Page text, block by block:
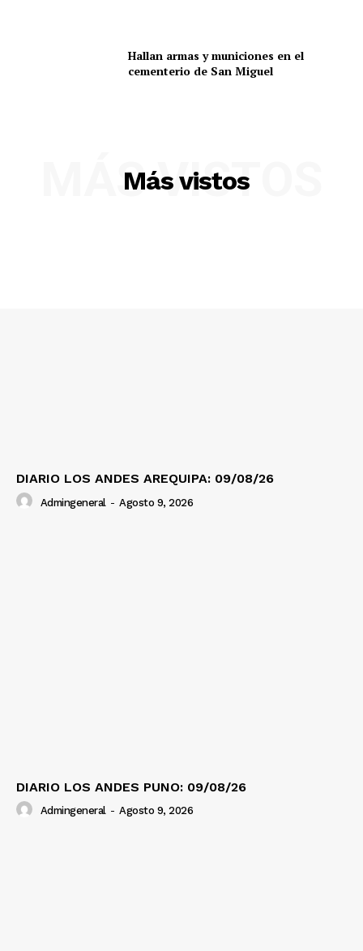
Contacto
Hallan armas y municiones en el
cementerio de San Miguel
Más vistos
MÁS VISTOS
DIARIO LOS ANDES AREQUIPA: 09/08/26
Admingeneral - Agosto 9, 2026
DIARIO LOS ANDES PUNO: 09/08/26
Admingeneral - Agosto 9, 2026